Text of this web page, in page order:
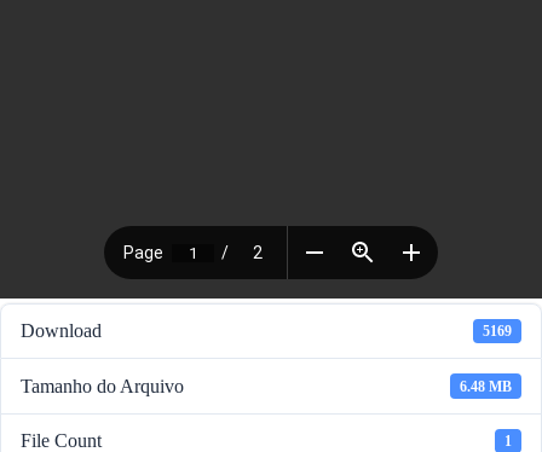
Download 5169
Tamanho do Arquivo 6.48 MB
File Count 1